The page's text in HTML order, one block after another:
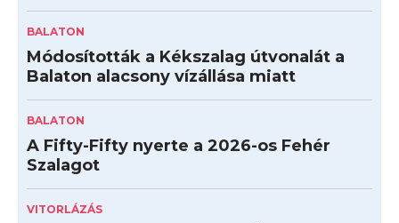
BALATON
Módosították a Kékszalag útvonalát a
Balaton alacsony vízállása miatt
BALATON
A Fifty-Fifty nyerte a 2026-os Fehér
Szalagot
VITORLÁZÁS